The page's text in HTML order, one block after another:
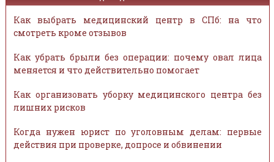
Как выбрать медицинский центр в СПб: на что
смотреть кроме отзывов
Как убрать брыли без операции: почему овал лица
меняется и что действительно помогает
Как организовать уборку медицинского центра без
лишних рисков
Когда нужен юрист по уголовным делам: первые
действия при проверке, допросе и обвинении